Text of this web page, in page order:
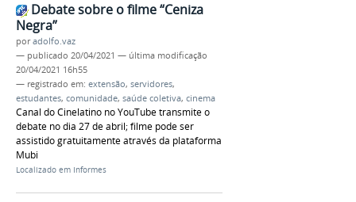
Debate sobre o filme “Ceniza
Negra”
poradolfo.vaz
— publicado 20/04/2021 — última modificação
20/04/2021 16h55
— registrado em: extensão, servidores,
estudantes, comunidade, saúde coletiva, cinema
Canal do Cinelatino no YouTube transmite o
debate no dia 27 de abril; filme pode ser
assistido gratuitamente através da plataforma
Mubi
Localizado em Informes